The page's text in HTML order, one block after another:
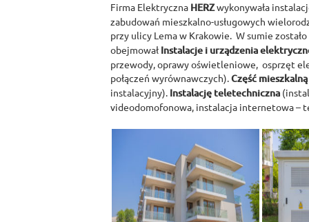
Firma Elektryczna HERZwykonywała
zabudowań mieszkalno-usługowych
przy ulicy Lema w Krakowie. W sumie
obejmował Instalacje i urządzenia
przewody, oprawy oświetleniowe, osprzęt
połączeń wyrównawczych).Część mieszkalną
instalacyjny). Instalację teletechniczna
videodomofonowa, instalacja internetowa –